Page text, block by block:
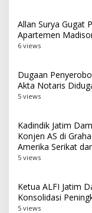
Allan Surya Gugat
Apartemen
6 views
Dugaan
Akta Notaris
5 views
Kadindik Jatim
Konjen AS di
Amerika Serikat
5 views
Ketua ALFI Jatim
Konsolidasi
5 views